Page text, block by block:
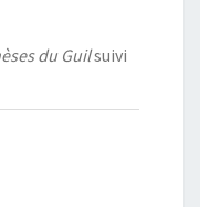
du Guilsuivi